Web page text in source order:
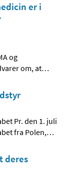
er i
og
om, at…
Pr. den 1. juli
fra Polen,…
deres